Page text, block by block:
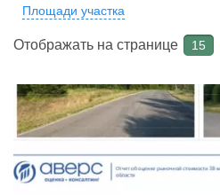
Площади участка
Отображать на странице 15